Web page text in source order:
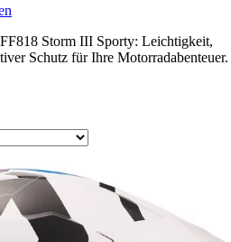
Storm III Sporty: Leichtigkeit,
Schutz für Ihre Motorradabenteuer.